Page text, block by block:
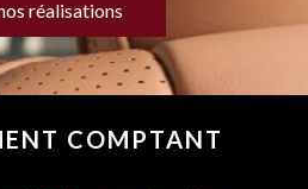
réalisations
COMPTANT